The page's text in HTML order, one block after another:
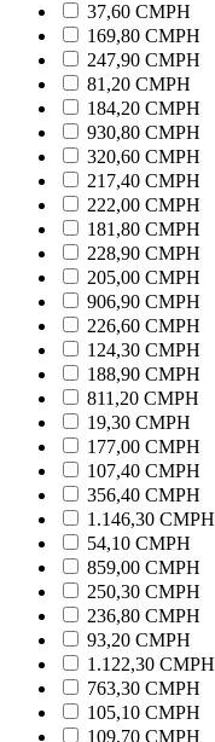
37,60 CMPH
169,80 CMPH
247,90 CMPH
81,20 CMPH
184,20 CMPH
930,80 CMPH
320,60 CMPH
217,40 CMPH
222,00 CMPH
181,80 CMPH
228,90 CMPH
205,00 CMPH
906,90 CMPH
226,60 CMPH
124,30 CMPH
188,90 CMPH
811,20 CMPH
19,30 CMPH
177,00 CMPH
107,40 CMPH
356,40 CMPH
1.146,30 CMPH
54,10 CMPH
859,00 CMPH
250,30 CMPH
236,80 CMPH
93,20 CMPH
1.122,30 CMPH
763,30 CMPH
105,10 CMPH
109,70 CMPH